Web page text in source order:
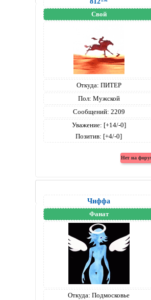
Свой
Откуда: ПИТЕР
Пол: Мужской
Сообщений: 2209
Уважение: [+14/-0]
Позитив: [+4/-0]
Чиффа
Фанат
Откуда: Подмосковье